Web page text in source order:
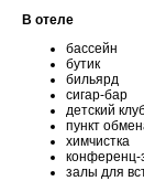
В отеле
бассейн
бутик
бильярд
сигар-бар
детский
пункт
химчистка
конференц-
залы для